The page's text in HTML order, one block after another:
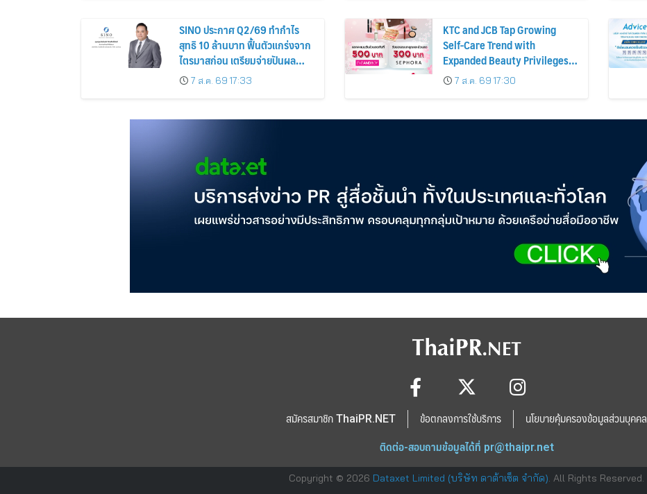
SINO ประกาศ Q2/69 ทำกำไร
สุทธิ 10 ล้านบาท ฟื้นตัวแกร่งจาก
ไตรมาสก่อน เตรียมจ่ายปันผล
ระหว่างกาล 0.014423 บาทต่อหุ้น
ครึ่งปีหลังมุ่งเติบโตต่อเนื่อง
7 ส.ค. 69 17:33
KTC and JCB Tap Growing
Self-Care Trend with
Expanded Beauty Privileges
Number of KTC JCB
Cardmembers Spending on
7 ส.ค. 69 17:30
สมัครสมาชิก ThaiPR.NET ข้อตกลงการใช้บริการ นโยบายคุ้มครองข้อมูลส่วนบุคคล
ติดต่อ-สอบถามข้อมูลได้ที่ pr@thaipr.net
Copyright © 2026 Dataxet Limited (บริษัท ดาต้าเซ็ต จำกัด). All Rights Reserved.